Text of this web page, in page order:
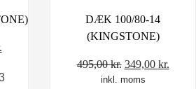
pris
DÆK 100/80-14
(KINGSTONE)
495,00kr. Den
oprindelige
349,00 kr.
inkl. moms